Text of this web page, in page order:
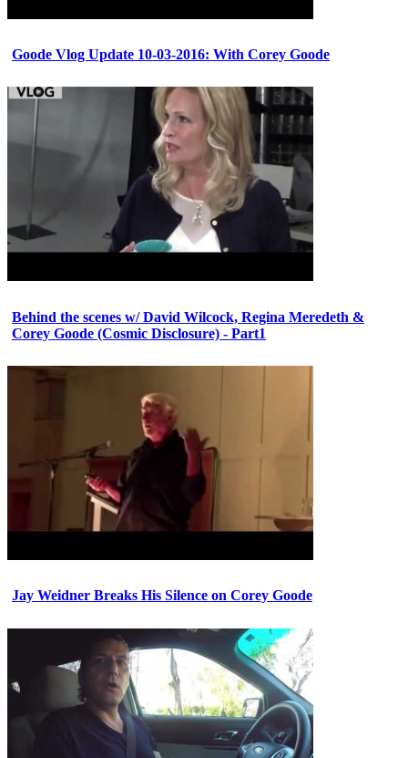
Goode Vlog Update 10-03-2016: With Corey Goode
Behind the scenes w/ David Wilcock, Regina Meredeth &
Corey Goode (Cosmic Disclosure) - Part1
Jay Weidner Breaks His Silence on Corey Goode